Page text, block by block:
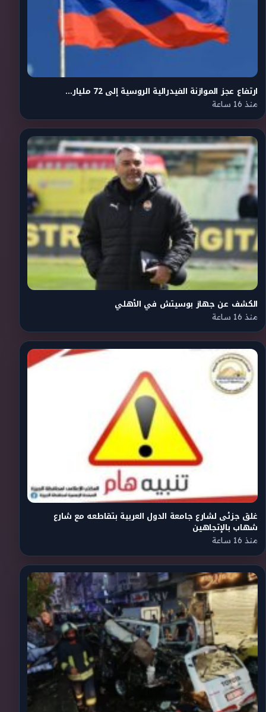
ارتفاع عجز الموازنة الفيدرالية الروسية إلى 72 مليار…
منذ 16 ساعة
الكشف عن جهاز بوسيتش في الأهلي
منذ 16 ساعة
غلق جزئى لشارع جامعة الدول العربية بتقاطعه مع شارع
شهاب بالإتجاهين
منذ 16 ساعة